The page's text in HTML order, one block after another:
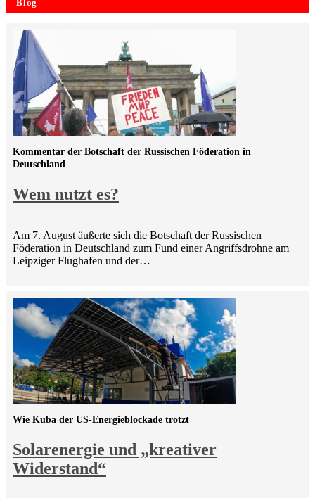
Blog
Wem nutzt es?
Kommentar der Botschaft der Russischen Föderation in
Deutschland
Am 7. August äußerte sich die Botschaft der Russischen
Föderation in Deutschland zum Fund einer Angriffsdrohne am
Leipziger Flughafen und der…
Solarenergie und „kreativer
Widerstand“
Wie Kuba der US-Energieblockade trotzt